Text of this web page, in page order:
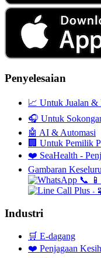
Penyelesaian
📈 Untuk Jualan &
🎧 Untuk
🤖 AI & Automasi
🏢 Untuk Pemilik
❤️ SeaHealth -
Gambaran
📞
📱
+
Industri
🛒 E-dagang
❤️ Penjagaan